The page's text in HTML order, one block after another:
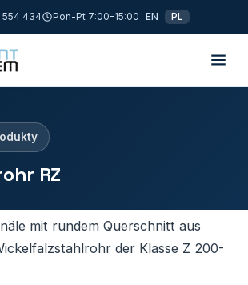
434 Pon-Pt 7:00-15:00 EN PL
RZ
mit rundem Querschnitt aus
der Klasse Z 200-